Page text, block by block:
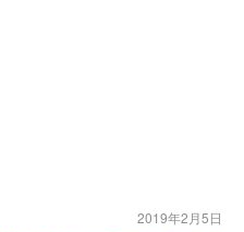
2019年2月5日